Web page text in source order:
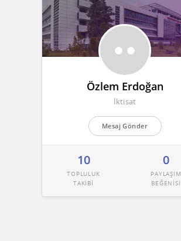
Özlem Erdoğan
İktisat
Mesaj Gönder
10
TOPLULUK
TAKİBİ
0
PAYLAŞIM
BEĞENİSİ